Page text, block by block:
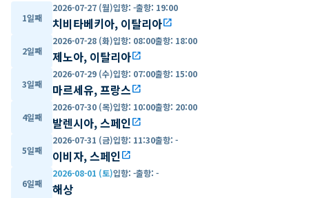
1일째
2026-07-27 (월)입항: -출항: 19:00
치비타베키아, 이탈리아open_in_new
2일째
2026-07-28 (화)입항: 08:00출항: 18:00
제노아, 이탈리아open_in_new
3일째
2026-07-29 (수)입항: 07:00출항: 15:00
마르세유, 프랑스open_in_new
4일째
2026-07-30 (목)입항: 10:00출항: 20:00
발렌시아, 스페인open_in_new
5일째
2026-07-31 (금)입항: 11:30출항: -
이비자, 스페인open_in_new
6일째
2026-08-01 (토)입항: -출항: -
해상